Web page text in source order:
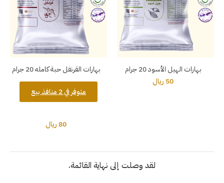
بهارات الهيل الأسود 20 جرام
50 ريال
بهارات القرنفل حبة كامله 20 جرام
متوفر في 2 منافذ بيع
80 ريال
لقد وصلت إلى نهاية القائمة.